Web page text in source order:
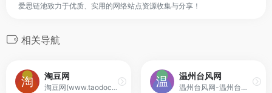
爱思链池致力于优质、实用的网络站点资源收集与分享！
相关导航
淘豆网
淘豆网(www.taodocs.com)是大型的文档在线销售与分享社区。在这里已经上传了上亿份文档资料。来淘豆网，即刻分享销售你的文档。借助淘豆网，你可以为你的文档定价，并通过淘豆网发表到微信、微博中，进行广泛传播，在分享的同时获得收入回报。
温州台风网
温州台风网-温州台风预警网站